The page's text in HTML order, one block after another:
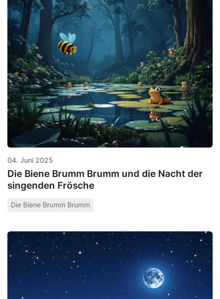
04. Juni 2025
Die Biene Brumm Brumm und die Nacht der
singenden Frösche
Die Biene Brumm Brumm